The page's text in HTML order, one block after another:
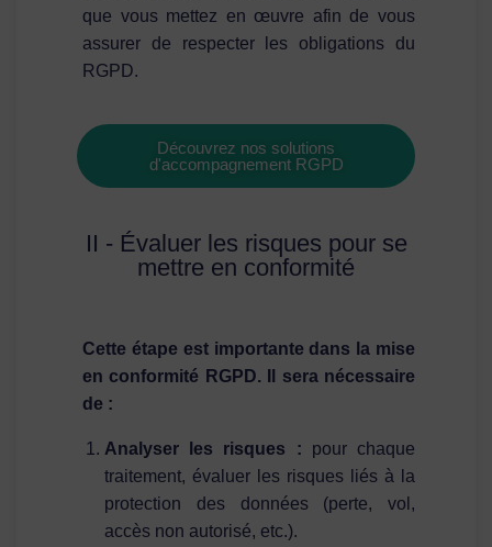
que vous mettez en œuvre afin de vous
assurer de respecter les obligations du
RGPD.
Découvrez nos solutions
d'accompagnement RGPD
II - Évaluer les risques pour se
mettre en conformité
Cette étape est importante dans la mise
en conformité RGPD. Il sera nécessaire
de :
Analyser les risques : pour chaque
traitement, évaluer les risques liés à la
protection des données (perte, vol,
accès non autorisé, etc.).